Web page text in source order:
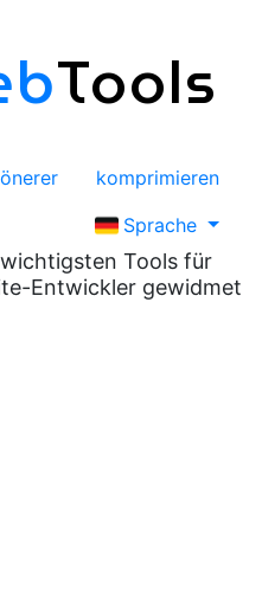
Tools
komprimieren
Sprache
Tools für
Entwickler gewidmet